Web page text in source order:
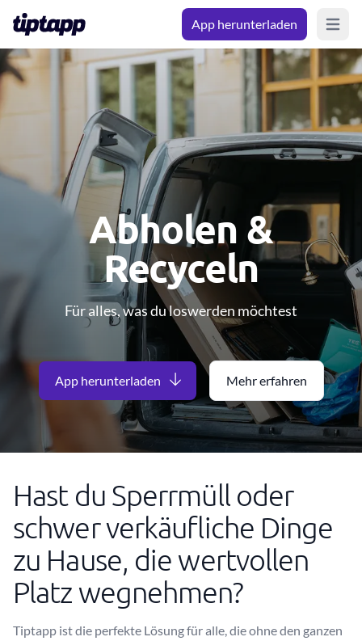
App herunterladen Open
Abholen &
Recyceln
Für alles, was du loswerden möchtest
App herunterladen Mehr erfahren
Hast du Sperrmüll oder
schwer verkäufliche Dinge
zu Hause, die wertvollen
Platz wegnehmen?
Tiptapp ist die perfekte Lösung für alle, die ohne den ganzen